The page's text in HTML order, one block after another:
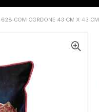
628 COM CORDONE 43 CM X 43 CM